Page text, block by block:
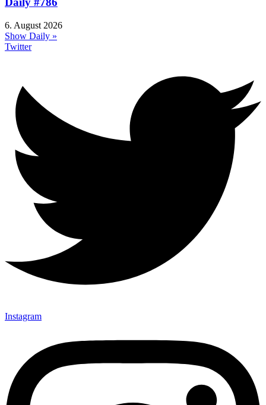
6. August 2026
Show Daily »
Twitter
Instagram